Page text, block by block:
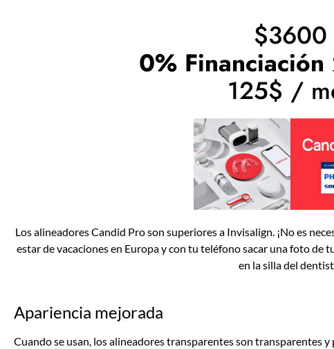
$3600
0%
125$ /
Los alineadores Candid Pro son superiores a Invisalign. ¡No es
estar de vacaciones en Europa y con tu teléfono sacar una foto de
en la silla del
Apariencia mejorada
Cuando se usan, los alineadores transparentes son transparentes